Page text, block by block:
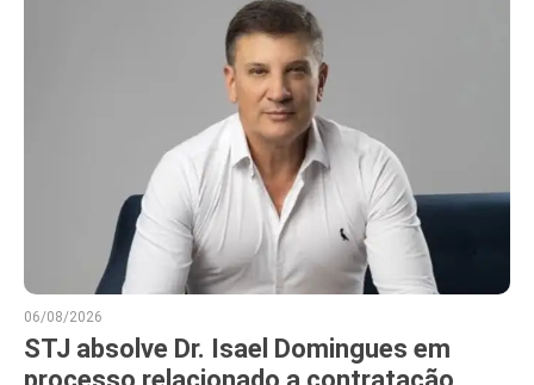
06/08/2026
STJ absolve Dr. Isael Domingues em